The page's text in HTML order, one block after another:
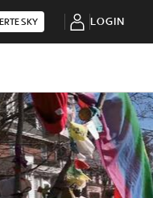
SKY LOGIN